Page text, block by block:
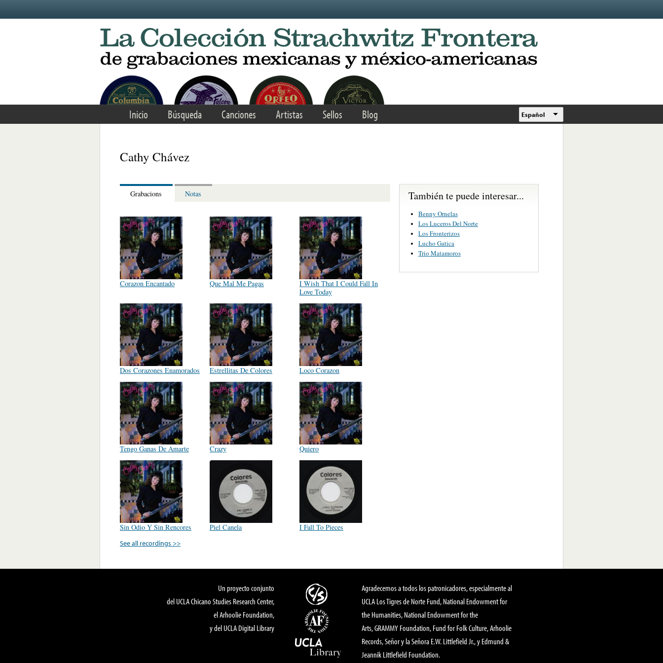
Inicio Búsqueda Canciones Artistas Sellos Blog Español
Cathy Chávez
Grabacions Notas
Corazon Encantado Que Mal Me Pagas
I Wish That I Could Fall In
Love Today
Dos Corazones Enamorados Estrellitas De Colores Loco Corazon
Tengo Ganas De Amarte Crazy Quiero
Sin Odio Y Sin Rencores Piel Canela
I Fall To Pieces
See all recordings >>
También te puede interesar...
Benny Ornelas
Los Luceros Del Norte
Los Fronterizos
Lucho Gatica
Trio Matamoros
Un proyecto conjunto
del UCLA Chicano Studies Research Center,
el Arhoolie Foundation,
y del UCLA Digital Library
Agradecemos a todos los patronicadores, especialmente al
UCLA Los Tigres de Norte Fund, National Endowment for
the Humanities, National Endowment for the
Arts, GRAMMY Foundation, Fund for Folk Culture, Arhoolie
Records, Señor y la Señora E.W. Littlefield Jr., y Edmund &
Jeannik Littlefield Foundation.